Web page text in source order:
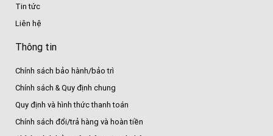
Tin tức
Liên hệ
Thông tin
Chính sách bảo hành/bảo trì
Chính sách & Quy định chung
Quy định và hình thức thanh toán
Chính sách đổi/trả hàng và hoàn tiền